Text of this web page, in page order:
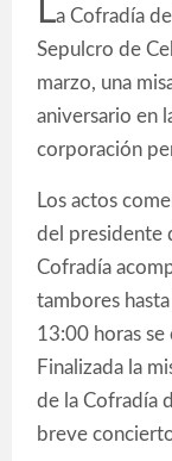
La Cofradía
Sepulcro de
marzo, una
aniversario en
corporación
Los actos
del presidente
Cofradía
tambores
13:00 horas se
Finalizada la
de la Cofradía
breve